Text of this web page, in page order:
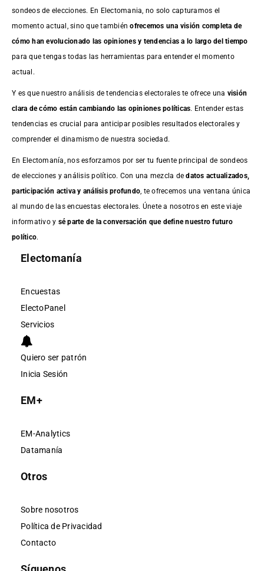
sondeos de elecciones. En Electomania, no solo capturamos el
momento actual, sino que tambiénofrecemos una visión completa de
cómo han evolucionado las opiniones y tendencias a lo largo del tiempo
para que tengas todas las herramientas para entender el momento
actual.
Y es que nuestro análisis de tendencias electorales te ofrece una visión
clara de cómo están cambiando las opiniones políticas. Entender estas
tendencias es crucial para anticipar posibles resultados electorales y
comprender el dinamismo de nuestra sociedad.
En Electomanía, nos esforzamos por ser tu fuente principal de sondeos
de elecciones y análisis político. Con una mezcla dedatos actualizados,
participación activa y análisis profundo , te ofrecemos una ventana única
al mundo de las encuestas electorales. Únete a nosotros en este viaje
informativo y sé parte de la conversación que define nuestro futuro
político.
Electomanía
Encuestas
ElectoPanel
Servicios
Quiero ser patrón
Inicia Sesión
EM+
EM-Analytics
Datamanía
Otros
Sobre nosotros
Política de Privacidad
Contacto